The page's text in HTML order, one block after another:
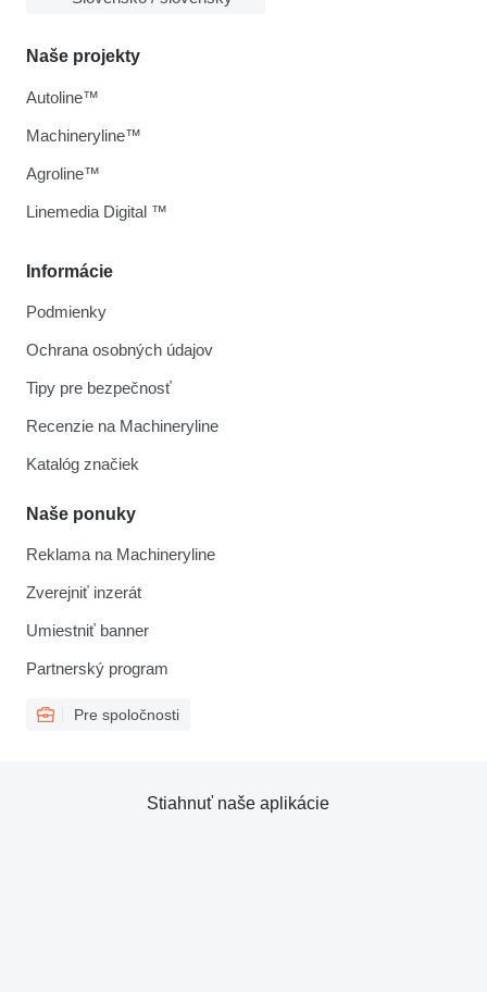
Informácie
Podmienky
Ochrana osobných údajov
Tipy pre bezpečnosť
Recenzie na Machineryline
Katalóg značiek
Naše ponuky
Reklama na Machineryline
Zverejniť inzerát
Umiestniť banner
Partnerský program
Pre spoločnosti
Naše projekty
Autoline™
Machineryline™
Agroline™
Linemedia Digital ™
Stiahnuť naše aplikácie